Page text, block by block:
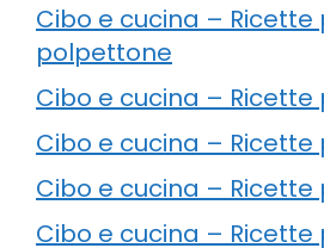
Cibo e cucina – Ricette
polpettone
Cibo e cucina –
Cibo e cucina –
Cibo e cucina –
Cibo e cucina – Ricette